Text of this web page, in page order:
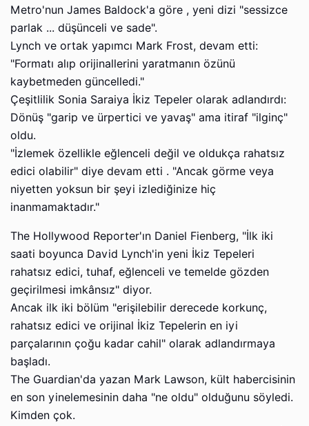
Metro'nun James Baldock'a göre , yeni dizi "sessizce
parlak ... düşünceli ve sade".
Lynch ve ortak yapımcı Mark Frost, devam etti:
"Formatı alıp orijinallerini yaratmanın özünü
kaybetmeden güncelledi."
Çeşitlilik Sonia Saraiya İkiz Tepeler olarak adlandırdı:
Dönüş "garip ve ürpertici ve yavaş" ama itiraf "ilginç"
oldu.
"İzlemek özellikle eğlenceli değil ve oldukça rahatsız
edici olabilir" diye devam etti . "Ancak görme veya
niyetten yoksun bir şeyi izlediğinize hiç
inanmamaktadır."
The Hollywood Reporter'ın Daniel Fienberg, "İlk iki
saati boyunca David Lynch'in yeni İkiz Tepeleri
rahatsız edici, tuhaf, eğlenceli ve temelde gözden
geçirilmesi imkânsız" diyor.
Ancak ilk iki bölüm "erişilebilir derecede korkunç,
rahatsız edici ve orijinal İkiz Tepelerin en iyi
parçalarının çoğu kadar cahil" olarak adlandırmaya
başladı.
The Guardian'da yazan Mark Lawson, kült habercisinin
en son yinelemesinin daha "ne oldu" olduğunu söyledi.
Kimden çok.